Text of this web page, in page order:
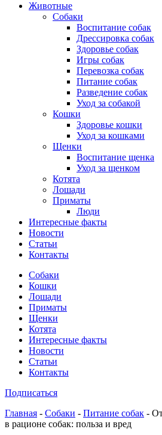
Животные
Собаки
Воспитание собак
Дрессировка собак
Здоровье собак
Игры собак
Перевозка собак
Питание собак
Разведение собак
Уход за собакой
Кошки
Здоровье кошки
Уход за кошками
Щенки
Воспитание щенка
Уход за щенком
Котята
Лошади
Приматы
Люди
Интересные факты
Новости
Статьи
Контакты
Собаки
Кошки
Лошади
Приматы
Щенки
Котята
Интересные факты
Новости
Статьи
Контакты
Подписаться
Главная - Собаки - Питание собак -
в рационе собак: польза и вред